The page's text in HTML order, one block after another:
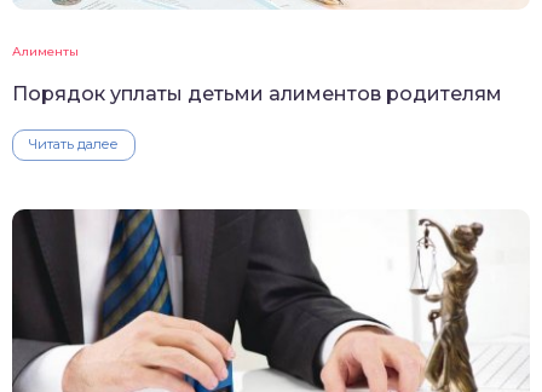
Алименты
Порядок уплаты детьми алиментов родителям
Читать далее